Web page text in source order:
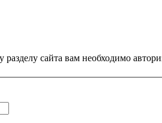
сайта вам необходимо